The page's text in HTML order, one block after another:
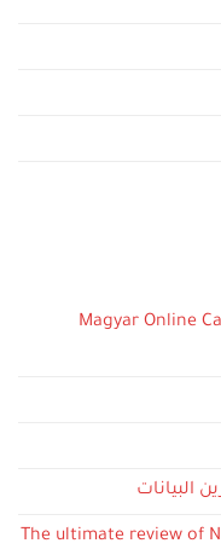
Magyar Online
The ultimate review of